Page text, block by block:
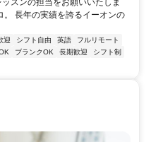
スンの担当をお願いいたしま
長年の実績を誇るイーオンの
迎 シフト自由 英語
フルリモート
ブランクOK 長期歓迎
シフト制